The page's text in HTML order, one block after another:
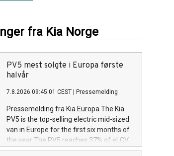
fra Kia Norge
PV5 mest solgte i Europa første
halvår
7.8.2026 09:45:01 CEST Pressemelding
Pressemelding fra Kia Europa The Kia
PV5 is the top-selling electric mid-sized
van in Europe for the first six months of
the year The PV5 reaches 37% of eLCV
C-segment market share in Europe